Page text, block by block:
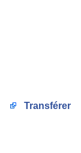
Transférer